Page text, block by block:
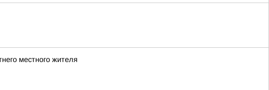
местного жителя